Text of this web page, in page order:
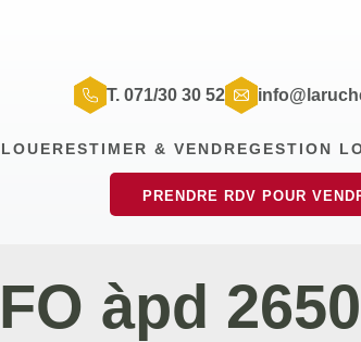
T. 071/30 30 52
LOUERESTIMER & VENDREGESTION
PRENDRE RDV POUR
FO àpd